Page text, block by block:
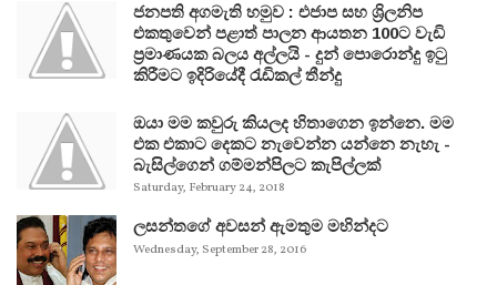
ජනපති අගමැති හමුව : එජාප සහ ශ්‍රිලනිප
එකතුවෙන් පළාත් පාලන ආයතන 100ට වැඩි
ප්‍රමාණයක බලය අල්ලයි - දුන් පොරොන්දු ඉටු
කිරීමට ඉදිරියේදී රැඩිකල් තීන්දු
ඔයා මම කවුරු කියලද හිතාගෙන ඉන්නෙ. මම
එක එකාට දෙකට නැවෙන්න යන්නෙ නැහැ -
බැසිල්ගෙන් ගම්මන්පිලට කැපිල්ලක්
Saturday, February 24, 2018
ලසන්තගේ අවසන් ඇමතුම මහින්දට
Wednesday, September 28, 2016